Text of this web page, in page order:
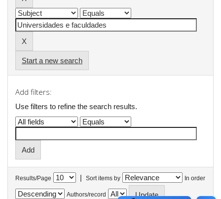
Start a new search
Add filters:
Use filters to refine the search results.
Results/Page | Sort items by In order
Authors/record